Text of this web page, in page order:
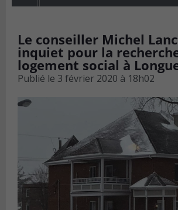
Le conseiller Michel
inquiet pour la
logement social à
Publié le 3 février 2020 à 18h02